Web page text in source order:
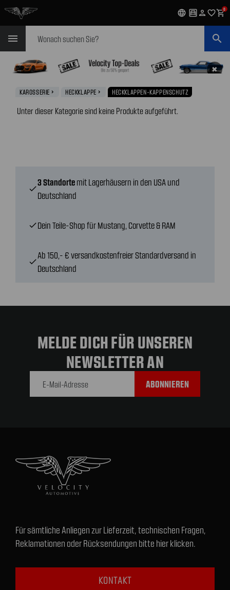
language garage person favorite_outlineshopping_cart0
menu search
✖
KAROSSERIE navigate_next HECKKLAPPE navigate_next HECKKLAPPEN-KAPPENSCHUTZ
Unter dieser Kategorie sind keine Produkte aufgeführt.
check
3 Standorte mit Lagerhäusern in den USA und
Deutschland
checkDein Teile-Shop für Mustang, Corvette & RAM
check
Ab 150,- € versandkostenfreier Standardversand in
Deutschland
MELDE DICH FÜR UNSEREN
NEWSLETTER AN
Für sämtliche Anliegen zur Lieferzeit, technischen Fragen,
Reklamationen oder Rücksendungen bitte hier klicken.
KONTAKT